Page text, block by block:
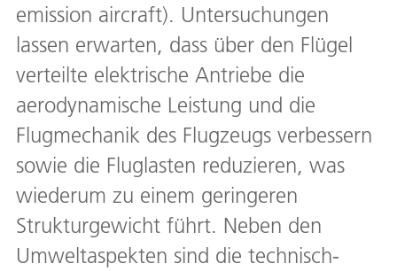
emission aircraft). Untersuchungen
lassen erwarten, dass über den Flügel
verteilte elektrische Antriebe die
aerodynamische Leistung und die
Flugmechanik des Flugzeugs verbessern
sowie die Fluglasten reduzieren, was
wiederum zu einem geringeren
Strukturgewicht führt. Neben den
Umweltaspekten sind die technisch-